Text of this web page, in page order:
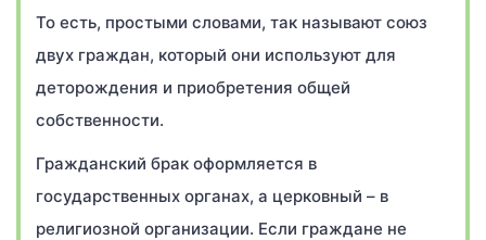
То есть, простыми словами, так называют союз
двух граждан, который они используют для
деторождения и приобретения общей
собственности.
Гражданский брак оформляется в
государственных органах, а церковный – в
религиозной организации. Если граждане не